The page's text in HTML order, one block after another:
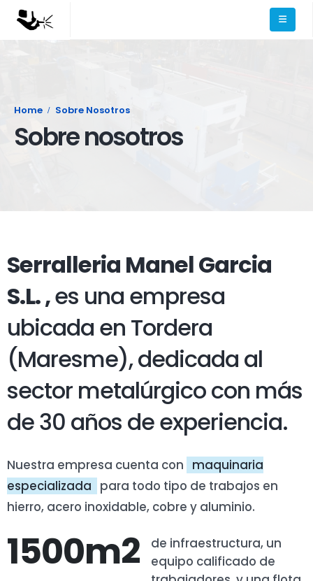
Home Sobre Nosotros
Sobre nosotros
Serralleria Manel Garcia
S.L. ,es una empresa
ubicada en Tordera
(Maresme), dedicada al
sector metalúrgico con más
de 30 años de experiencia.
Nuestra empresa cuenta con maquinaria
especializada para todo tipo de trabajos en
hierro, acero inoxidable, cobre y aluminio.
1500m2
de infraestructura, un
equipo calificado de